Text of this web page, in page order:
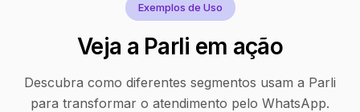
Exemplos de Uso
Veja a Parli em ação
Descubra como diferentes segmentos usam a Parli
para transformar o atendimento pelo WhatsApp.